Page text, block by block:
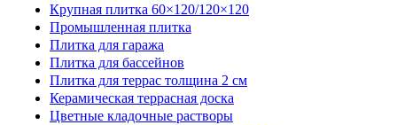
Крупная плитка 60×120/120×120
Промышленная плитка
Плитка для гаража
Плитка для бассейнов
Плитка для террас толщина 2 см
Керамическая террасная доска
Цветные кладочные растворы